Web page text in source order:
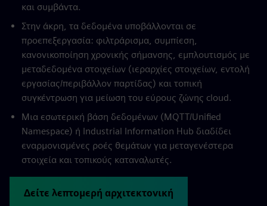
και συμβάντα.
Στην άκρη, τα δεδομένα υποβάλλονται σε
προεπεξεργασία: φιλτράρισμα, συμπίεση,
κανονικοποίηση χρονικής σήμανσης, εμπλουτισμός με
μεταδεδομένα στοιχείων (ιεραρχίες στοιχείων, εντολή
εργασίας/περιβάλλον παρτίδας) και τοπική
συγκέντρωση για μείωση του εύρους ζώνης cloud.
Μια εσωτερική βάση δεδομένων (MQTT/Unified
Namespace) ή Industrial Information Hub διαδίδει
εναρμονισμένες ροές θεμάτων για μεταγενέστερα
στοιχεία και τοπικούς καταναλωτές.
Δείτε λεπτομερή αρχιτεκτονική